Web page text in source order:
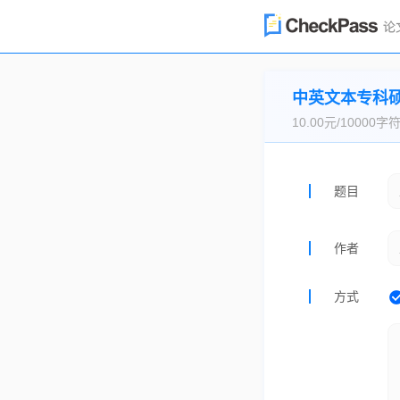
中英文本专科
10.00元/10000字符
题目
作者
方式